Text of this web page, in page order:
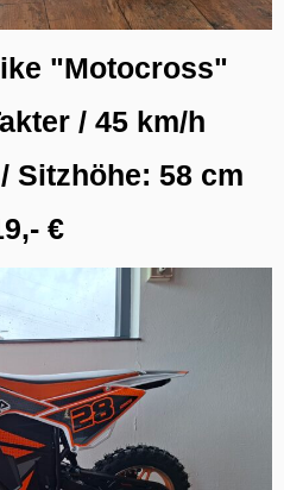
"Motocross"
/ 45 km/h
Sitzhöhe: 58 cm
€